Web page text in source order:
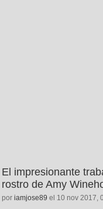
El impresionante
rostro de Amy
por iamjose89 el 10 nov 2017,